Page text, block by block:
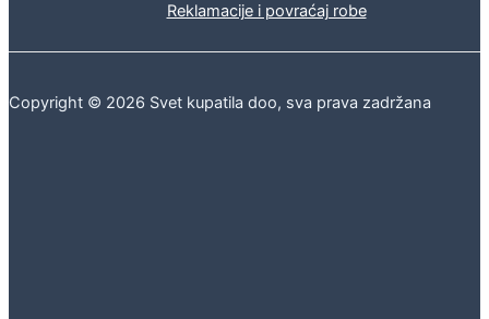
Reklamacije i povraćaj robe
Copyright © 2026 Svet kupatila doo, sva prava zadržana